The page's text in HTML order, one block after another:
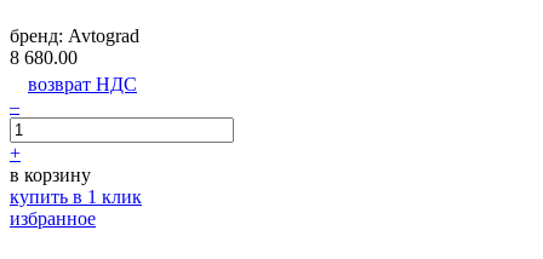
бренд: Avtograd
8 680.00
возврат НДС
–
+
в корзину
купить в 1 клик
избранное